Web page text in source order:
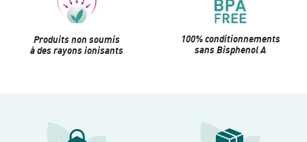
Produits non soumis
à des rayons ionisants
100% conditionnements
sans Bisphenol A